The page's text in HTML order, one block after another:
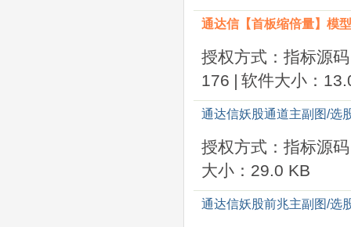
通达信【首板缩倍量】模
授权方式：指标源码
176 | 软件大小：
通达信妖股通道主副图/选
授权方式：指标源码
大小：29.0 KB
通达信妖股前兆主副图/选